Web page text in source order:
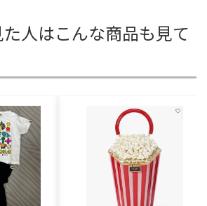
人はこんな商品も見て